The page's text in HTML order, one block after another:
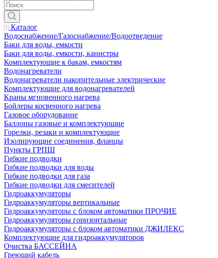
Каталог
Водоснабжение/Газоснабжение/Водоотведение
Баки для воды, емкости
Баки для воды, емкости, канистры
Комплектующие к бакам, емкостям
Водонагреватели
Водонагреватели накопительные электрические
Комплектующие для водонагревателей
Краны мгновенного нагрева
Бойлеры косвенного нагрева
Газовое оборудование
Баллоны газовые и комплектующие
Горелки, резаки и комплектующие
Изолирующие соединения, фланцы
Пункты ГРПШ
Гибкие подводки
Гибкие подводки для воды
Гибкие подводки для газа
Гибкие подводки для смесителей
Гидроаккумуляторы
Гидроаккумуляторы вертикальные
Гидроаккумуляторы с блоком автоматики ПРОЧИЕ
Гидроаккумуляторы горизонтальные
Гидроаккумуляторы с блоком автоматики ДЖИЛЕКС
Комплектующие для гидроаккумуляторов
Очистка БАССЕЙНА
Греющий кабель